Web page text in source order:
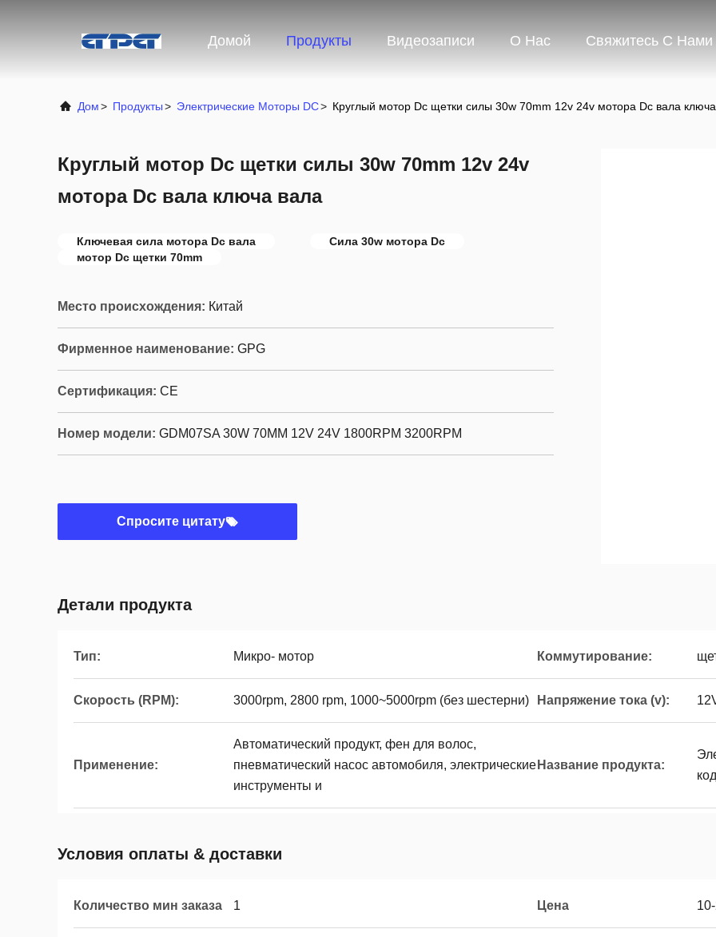
Домой Продукты Видеозаписи О Нас Свяжитесь С Нами
Дом> Продукты> Электрические Моторы DC> Круглый мотор Dc щетки силы 30w 70mm 12v 24v мотора Dc вала
Круглый мотор Dc щетки силы 30w 70mm 12v 24v
мотора Dc вала ключа вала
Ключевая сила мотора Dc вала
Сила 30w мотора Dc
мотор Dc щетки 70mm
Место происхождения: Китай
Фирменное наименование: GPG
Сертификация: CE
Номер модели: GDM07SA 30W 70MM 12V 24V 1800RPM 3200RPM
Спросите цитату
Детали продукта
Тип: Микро- мотор Коммутирование:
Скорость (RPM): 3000rpm, 2800 rpm, 1000~5000rpm (без шестерни) Напряжение тока (v):
Применение:
Автоматический продукт, фен для волос,
пневматический насос автомобиля, электрические
инструменты и
Название продукта:
Условия оплаты & доставки
Количество мин заказа 1 Цена